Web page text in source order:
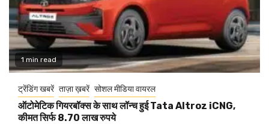
1 min read
ट्रेंडिंग खबरें ताज़ा ख़बरें सोशल मीडिया वायरल
ऑटोमेटिक गियरबॉक्स के साथ लॉन्च हुई Tata Altroz iCNG,
कीमत सिर्फ 8.70 लाख रुपये